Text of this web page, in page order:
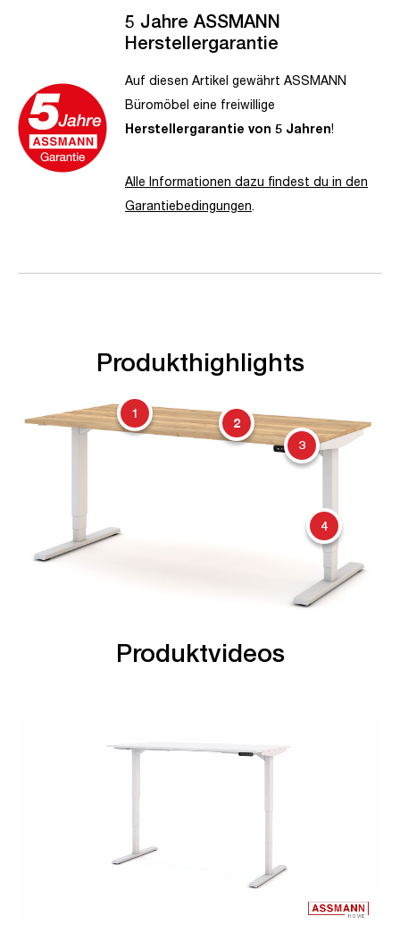
5 Jahre ASSMANN
Herstellergarantie
Auf diesen Artikel gewährt ASSMANN
Büromöbel eine freiwillige
Herstellergarantie von 5 Jahren!
Alle Informationen dazu findest du in den
Garantiebedingungen.
Produkthighlights
1
2
3
4
Produktvideos